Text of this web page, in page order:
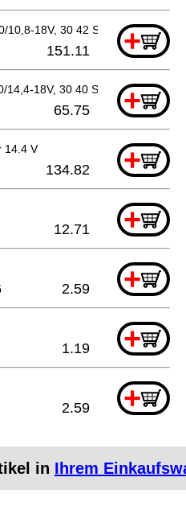
10,8-18V, 30 42 S +
151.11
14,4-18V, 30 40 S +
65.75
14.4 V +
134.82
+
12.71
+
2.59
+
1.19
+
2.59
in Ihrem